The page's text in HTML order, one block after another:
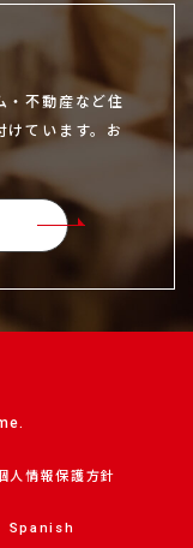
・不動産など住
けています。お
人情報保護方針
Spanish